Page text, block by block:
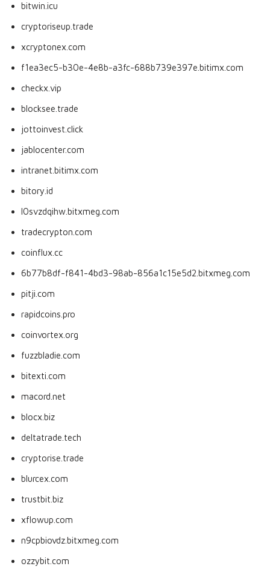
bitwin.icu
cryptoriseup.trade
xcryptonex.com
f1ea3ec5-b30e-4e8b-a3fc-688b739e397e.bitimx.com
checkx.vip
blocksee.trade
jottoinvest.click
jablocenter.com
intranet.bitimx.com
bitory.id
l0svzdqihw.bitxmeg.com
tradecrypton.com
coinflux.cc
6b77b8df-f841-4bd3-98ab-856a1c15e5d2.bitxmeg.com
pitji.com
rapidcoins.pro
coinvortex.org
fuzzbladie.com
bitexti.com
macord.net
blocx.biz
deltatrade.tech
cryptorise.trade
blurcex.com
trustbit.biz
xflowup.com
n9cpbiovdz.bitxmeg.com
ozzybit.com